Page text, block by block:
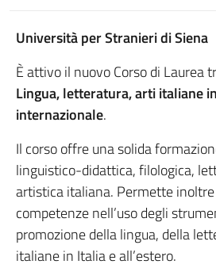
Università per Stranieri di Siena
È attivo il nuovo Corso di Laurea
Lingua, letteratura, arti italiane
internazionale.
Il corso offre una solida
linguistico-didattica, filologica,
artistica italiana. Permette
competenze nell’uso degli
promozione della lingua, della
italiane in Italia e all’estero.